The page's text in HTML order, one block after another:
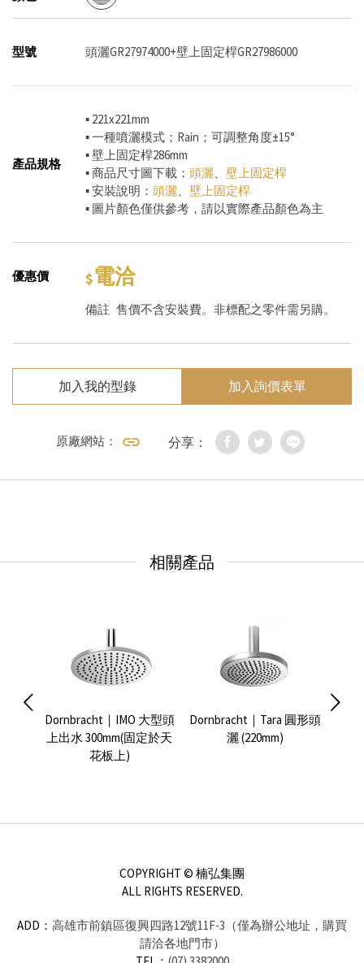
型號 頭灑GR27974000+壁上固定桿GR27986000
產品規格
▪ 221x221mm
▪ 一種噴灑模式；Rain；可調整角度±15°
▪ 壁上固定桿286mm
▪ 商品尺寸圖下載： 頭灑、 壁上固定桿
▪ 安裝說明： 頭灑、 壁上固定桿
▪ 圖片顏色僅供參考，請以實際產品顏色為主
優惠價 電洽
備註 售價不含安裝費。非標配之零件需另購。
加入我的型錄 加入詢價表單
原廠網站： 分享：
相關產品
Dornbracht｜IMO 大型頭
上出水 300mm(固定於天
花板上)
Dornbracht｜Tara 圓形頭
灑 (220mm)
COPYRIGHT © 楠弘集團
ALL RIGHTS RESERVED.
ADD： 高雄市前鎮區復興四路12號11F-3（僅為辦公地址，購買
請洽各地門市）